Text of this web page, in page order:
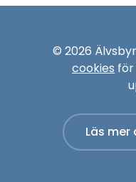
© 2026
cookies
Läs mer